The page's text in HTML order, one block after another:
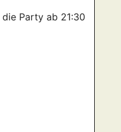
Party ab 21:30